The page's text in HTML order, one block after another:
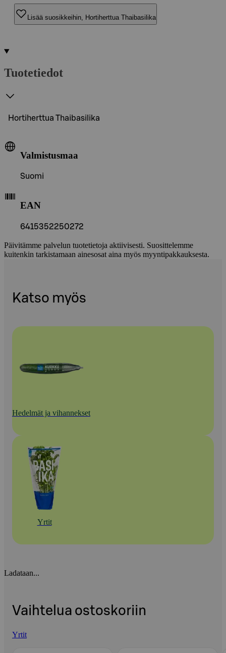
Lisää suosikkeihin, Hortiherttua Thaibasilika
Tuotetiedot
Hortiherttua Thaibasilika
Valmistusmaa
Suomi
EAN
6415352250272
Päivitämme palvelun tuotetietoja aktiivisesti. Suosittelemme
kuitenkin tarkistamaan ainesosat aina myös myyntipakkauksesta.
Katso myös
Hedelmät ja vihannekset
Yrtit
Ladataan...
Vaihtelua ostoskoriin
Yrtit